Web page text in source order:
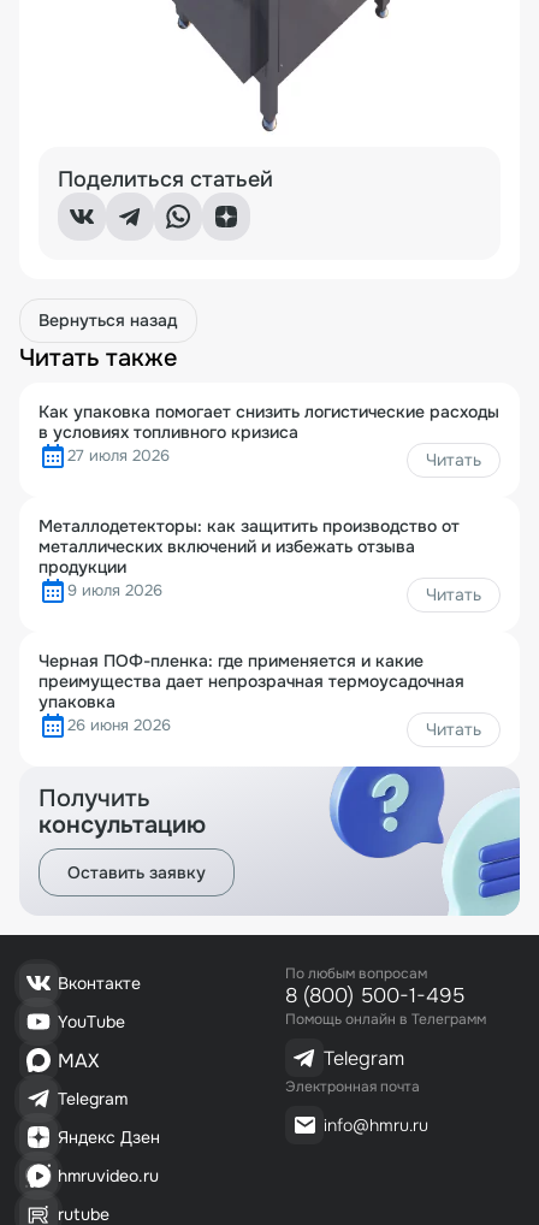
Поделиться статьей
Вернуться назад
Читать также
Как упаковка помогает снизить логистические расходы
в условиях топливного кризиса
27 июля 2026 Читать
Металлодетекторы: как защитить производство от
металлических включений и избежать отзыва
продукции
9 июля 2026 Читать
Черная ПОФ-пленка: где применяется и какие
преимущества дает непрозрачная термоусадочная
упаковка
26 июня 2026 Читать
Получить
консультацию
Оставить заявку
Вконтакте
YouTube
MAX
Telegram
Яндекс Дзен
hmruvideo.ru
rutube
По любым вопросам
8 (800) 500-1-495
Помощь онлайн в Телеграмм
Telegram
Электронная почта
info@hmru.ru